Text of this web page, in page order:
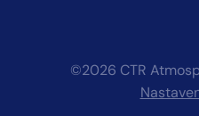
©2026 CTR